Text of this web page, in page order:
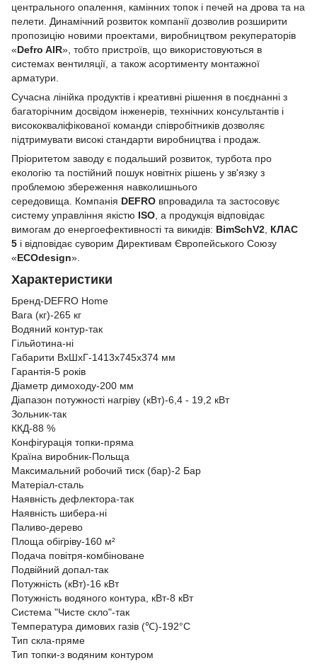
центрального опалення, камінних топок і печей на дрова та на
пелети. Динамічний розвиток компанії дозволив розширити
пропозицію новими проектами, виробництвом рекуператорів
«Defro AIR», тобто пристроїв, що використовуються в
системах вентиляції, а також асортименту монтажної
арматури.
Сучасна лінійка продуктів і креативні рішення в поєднанні з
багаторічним досвідом інженерів, технічних консультантів і
висококваліфікованої команди співробітників дозволяє
підтримувати високі стандарти виробництва і продаж.
Пріоритетом заводу є подальший розвиток, турбота про
екологію та постійний пошук новітніх рішень у зв'язку з
проблемою збереження навколишнього
середовища. Компанія DEFRO впровадила та застосовує
систему управління якістю ISO , а продукція відповідає
вимогам до енергоефективності та викидів: BimSchV2 КЛАС
5 і відповідає суворим Директивам Європейського Союзу
«ECOdesign».
Характеристики
Бренд-DEFRO Home
Вага (кг)-265 кг
Водяний контур-так
Гільйотина-ні
Габарити ВxШxГ-1413х745х374 мм
Гарантія-5 років
Діаметр димоходу-200 мм
Діапазон потужності нагріву (кВт)-6,4 - 19,2 кВт
Зольник-так
ККД-88 %
Конфігурація топки-пряма
Країна виробник-Польща
Максимальний робочий тиск (бар)-2 Бар
Матеріал-сталь
Наявність дефлектора-так
Наявність шибера-ні
Паливо-дерево
Площа обігріву-160 м²
Подача повітря-комбіноване
Подвійний допал-так
Потужність (кВт)-16 кВт
Потужність водяного контура, кВт-8 кВт
Система "Чисте скло"-так
Температура димових газів (℃)-192°C
Тип скла-пряме
Тип топки-з водяним контуром